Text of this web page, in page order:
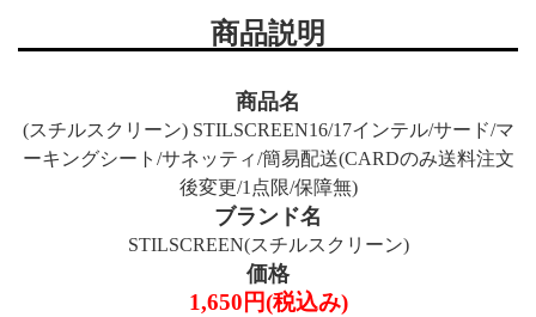
商品説明
商品名
(スチルスクリーン) STILSCREEN16/17インテル/サード/マ
ーキングシート/サネッティ/簡易配送(CARDのみ送料注文
後変更/1点限/保障無)
ブランド名
STILSCREEN(スチルスクリーン)
価格
1,650円(税込み)